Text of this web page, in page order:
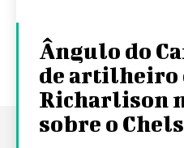
Ângulo do
de artilheiro
Richarlison
sobre o